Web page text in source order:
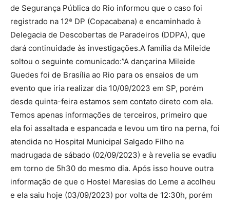
de Segurança Pública do Rio informou que o caso foi
registrado na 12ª DP (Copacabana) e encaminhado à
Delegacia de Descobertas de Paradeiros (DDPA), que
dará continuidade às investigações.A família da Mileide
soltou o seguinte comunicado:”A dançarina Mileide
Guedes foi de Brasília ao Rio para os ensaios de um
evento que iria realizar dia 10/09/2023 em SP, porém
desde quinta-feira estamos sem contato direto com ela.
Temos apenas informações de terceiros, primeiro que
ela foi assaltada e espancada e levou um tiro na perna, foi
atendida no Hospital Municipal Salgado Filho na
madrugada de sábado (02/09/2023) e à revelia se evadiu
em torno de 5h30 do mesmo dia. Após isso houve outra
informação de que o Hostel Maresias do Leme a acolheu
e ela saiu hoje (03/09/2023) por volta de 12:30h, porém